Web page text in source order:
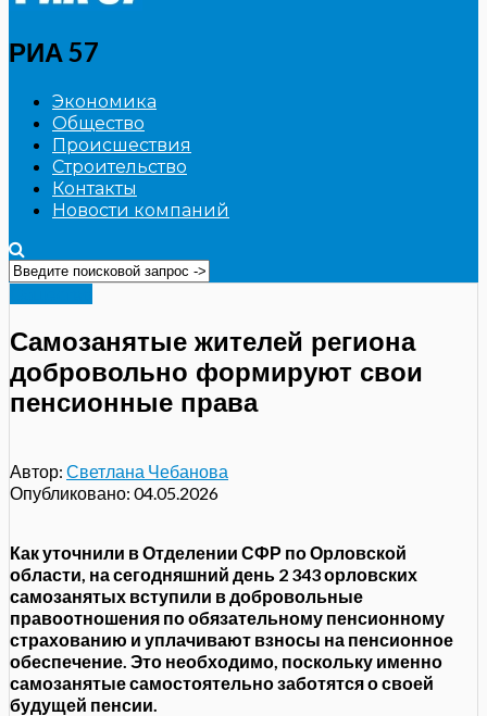
РИА 57
Экономика
Общество
Происшествия
Строительство
Контакты
Новости компаний
Самозанятые жителей региона
добровольно формируют свои
пенсионные права
Автор: Светлана Чебанова
Опубликовано: 04.05.2026
Как уточнили в Отделении СФР по Орловской
области, на сегодняшний день 2 343 орловских
самозанятых вступили в добровольные
правоотношения по обязательному пенсионному
страхованию и уплачивают взносы на пенсионное
обеспечение. Это необходимо, поскольку именно
самозанятые самостоятельно заботятся о своей
будущей пенсии.